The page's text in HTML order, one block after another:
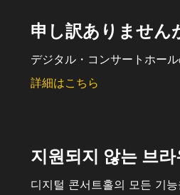
申し訳ありません
デジタル・コンサートホー
詳細はこちら
지원되지 않는 브
디지털 콘서트홀의 모든 기